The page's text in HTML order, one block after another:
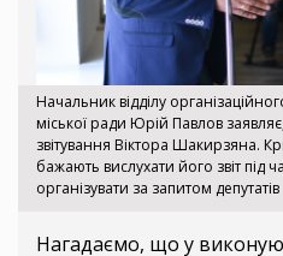
Начальник відділу
міської ради Юрій Павлов
звітування Віктора Шакирзяна.
бажають вислухати його звіт під
організувати за запитом депутатів
Нагадаємо, що у